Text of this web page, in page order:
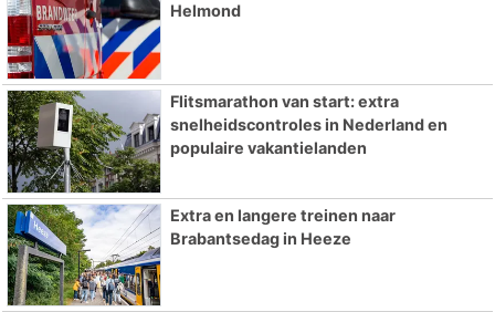
Helmond
Flitsmarathon van start: extra
snelheidscontroles in Nederland en
populaire vakantielanden
Extra en langere treinen naar
Brabantsedag in Heeze